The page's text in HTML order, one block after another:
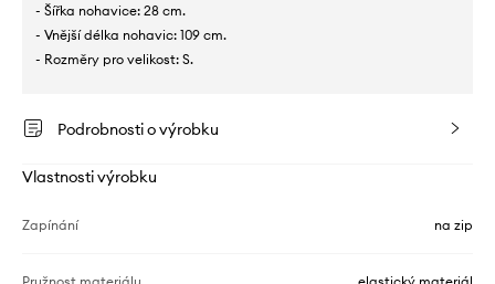
- Šířka nohavice: 28 cm.
- Vnější délka nohavic: 109 cm.
- Rozměry pro velikost: S.
Podrobnosti o výrobku
Vlastnosti výrobku
Zapínání na zip